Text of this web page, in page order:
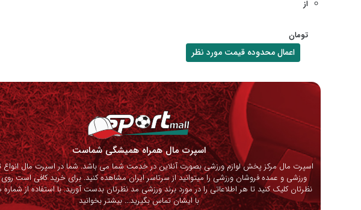
از
تومان
اعمال محدوده قیمت مورد نظر
اسپرت مال همراه همیشگی شماست
اسپرت مال مرکز پخش لوازم ورزشی بصورت آنلاین در خدمت شما می باشد. شما در اسپرت مال انواع
ورزشی و عمده فروشان ورزشی را میتوانید از سرتاسر ایران مشاهده کنید. برای خرید کافی است روی
نظرتان کلیک کنید تا هر اطلاعاتی را در مورد برند ورزشی مد نظرتان بدست آورید. با استفاده از
با ایشان تماس بگیرید...بیشتر بخوانید